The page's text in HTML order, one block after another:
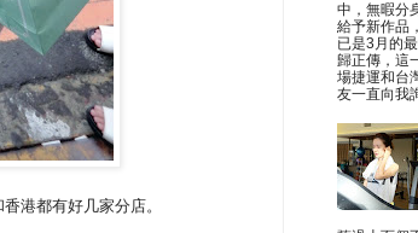
港都有好几家分店。
中，無暇分
給予新作品
已是3月的
歸正傳，這
場捷運和台
友一直向我